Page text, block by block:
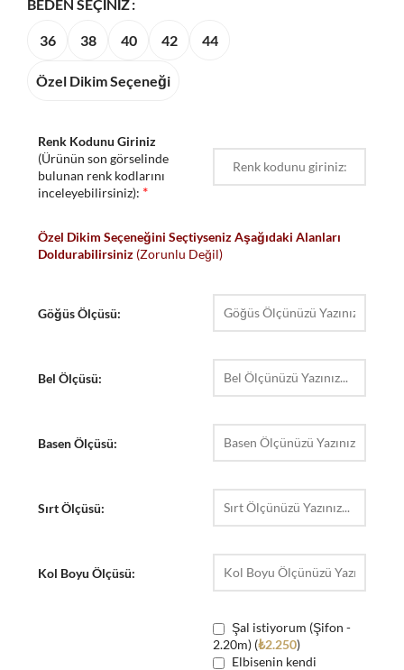
BEDEN SEÇINIZ
36 38 40 42 44
Özel Dikim Seçeneği
Renk Kodunu Giriniz
(Ürünün son görselinde
bulunan renk kodlarını
inceleyebilirsiniz): *
Özel Dikim Seçeneğini Seçtiyseniz Aşağıdaki Alanları
Doldurabilirsiniz (Zorunlu Değil)
Göğüs Ölçüsü:
Bel Ölçüsü:
Basen Ölçüsü:
Sırt Ölçüsü:
Kol Boyu Ölçüsü:
Şal istiyorum (Şifon -
2.20m) (₺2.250)
Elbisenin kendi